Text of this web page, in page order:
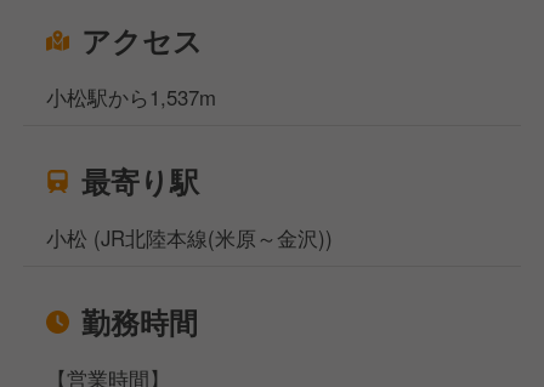
アクセス
小松駅から1,537m
最寄り駅
小松 (JR北陸本線(米原～金沢))
勤務時間
【営業時間】